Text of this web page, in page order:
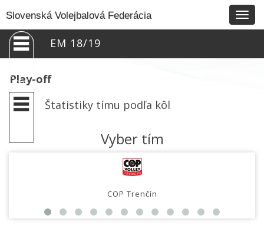
Slovenská Volejbalová Federácia
EM 18/19
Play-off
Štatistiky tímu podľa kôl
Vyber tím
COP Trenčín